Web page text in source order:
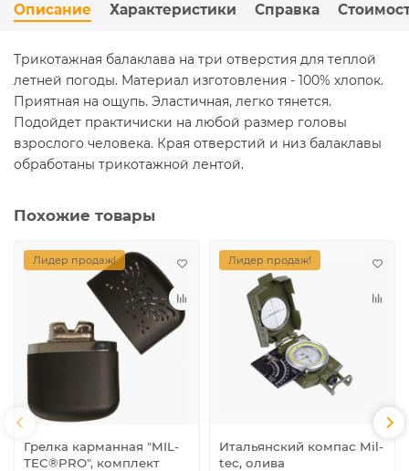
Описание Характеристики Справка
Трикотажная балаклава на три отверстия для теплой
летней погоды. Материал изготовления - 100% хлопок.
Приятная на ощупь. Эластичная, легко тянется.
Подойдет практичиски на любой размер головы
взрослого человека. Края отверстий и низ балаклавы
обработаны трикотажной лентой.
Похожие товары
Лидер продаж!
Грелка карманная "MIL-
TEC®PRO", комплект
Лидер продаж!
Итальянский компас Mil-
tec, олива